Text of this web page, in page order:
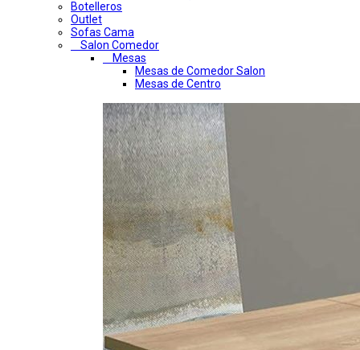
Botelleros
Outlet
Sofas Cama
Salon Comedor
Mesas
Mesas de Comedor Salon
Mesas de Centro